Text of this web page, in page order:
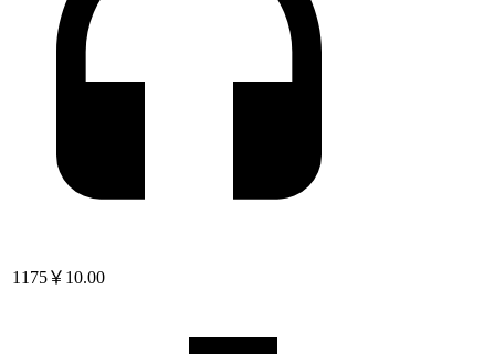
1175￥10.00